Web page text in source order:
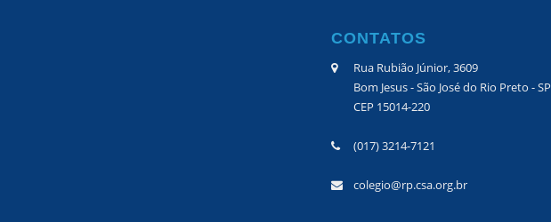
CONTATOS
Rua Rubião Júnior, 3609
Bom Jesus - São José do Rio Preto - SP
CEP 15014-220
(017) 3214-7121
colegio@rp.csa.org.br